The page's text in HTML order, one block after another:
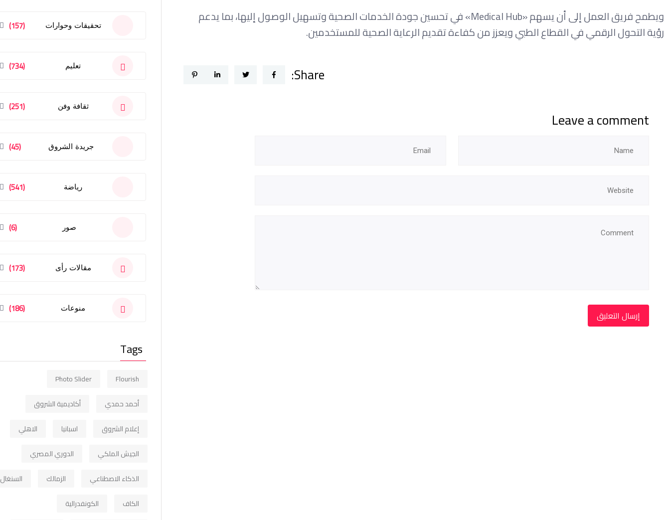
ويطمح فريق العمل إلى أن يسهم «Medical Hub» في تحسين جودة الخدمات الصحية وتسهيل الوصول إليها، بما يدعم
رؤية التحول الرقمي في القطاع الطبي ويعزز من كفاءة تقديم الرعاية الصحية للمستخدمين.
Share:
Leave a comment
تحقيقات وحوارات (157)
تعليم (734)
ثقافة وفن (251)
جريدة الشروق (45)
رياضة (541)
صور (6)
مقالات رأى (173)
منوعات (186)
Tags
Flourish
Photo Slider
أحمد حمدي
أكاديمية الشروق
إعلام الشروق
اسبانيا
الاهلي
الجيش الملكي
الدوري المصري
الذكاء الاصطناعي
الزمالك
السنغال
الكاف
الكونفدرالية